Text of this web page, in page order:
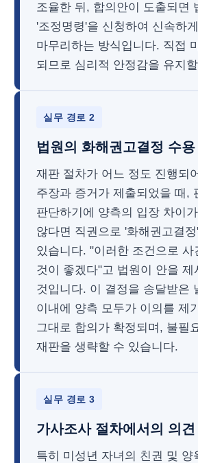
조율한 뒤, 합의안이 도출되면
'조정명령'을 신청하여 신속하
마무리하는 방식입니다. 직접
되므로 심리적 안정감을 유지
실무 경로 2
법원의 화해권고결정 수용
재판 절차가 어느 정도 진행되
주장과 증거가 제출되었을 때,
판단하기에 양측의 입장 차이
않다면 직권으로 '화해권고결
있습니다. "이러한 조건으로 사
것이 좋겠다"고 법원이 안을 제
것입니다. 이 결정을 송달받은
이내에 양측 모두가 이의를 제
그대로 합의가 확정되며, 불필
재판을 생략할 수 있습니다.
실무 경로 3
가사조사 절차에서의 의
특히 미성년 자녀의 친권 및 양